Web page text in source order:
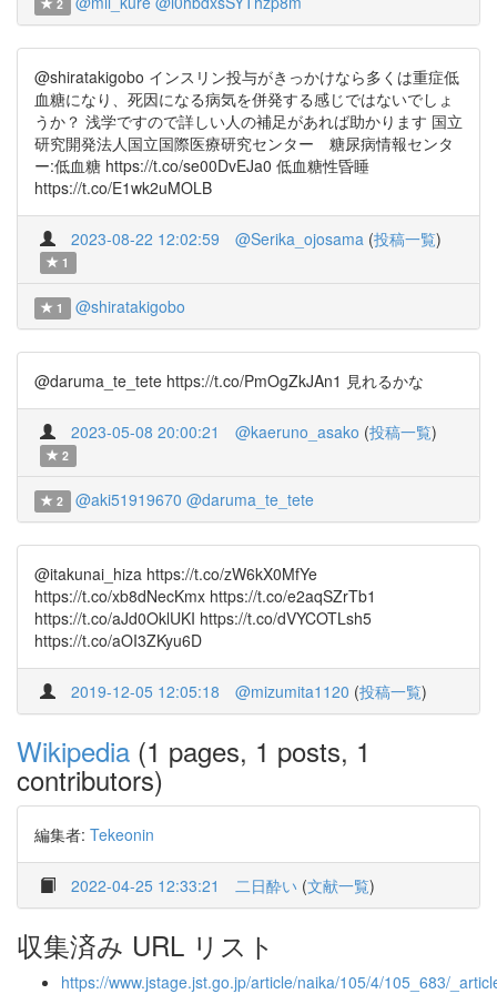
2
@shiratakigobo インスリン投与がきっかけなら多くは重症低
血糖になり、死因になる病気を併発する感じではないでしょ
うか？ 浅学ですので詳しい人の補足があれば助かります 国立
研究開発法人国立国際医療研究センター 糖尿病情報センタ
ー:低血糖 https://t.co/se00DvEJa0 低血糖性昏睡
https://t.co/E1wk2uMOLB
2023-08-22 12:02:59 @Serika_ojosama (投稿一覧)
1
1 @shiratakigobo
@daruma_te_tete https://t.co/PmOgZkJAn1 見れるかな
2023-05-08 20:00:21 @kaeruno_asako (投稿一覧)
2
2 @aki51919670 @daruma_te_tete
@itakunai_hiza https://t.co/zW6kX0MfYe
https://t.co/xb8dNecKmx https://t.co/e2aqSZrTb1
https://t.co/aJd0OklUKI https://t.co/dVYCOTLsh5
https://t.co/aOI3ZKyu6D
2019-12-05 12:05:18 @mizumita1120 (投稿一覧)
Wikipedia (1 pages, 1 posts, 1
contributors)
編集者: Tekeonin
2022-04-25 12:33:21 二日酔い (文献一覧)
収集済み URL リスト
https://www.jstage.jst.go.jp/article/naika/105/4/105_683/